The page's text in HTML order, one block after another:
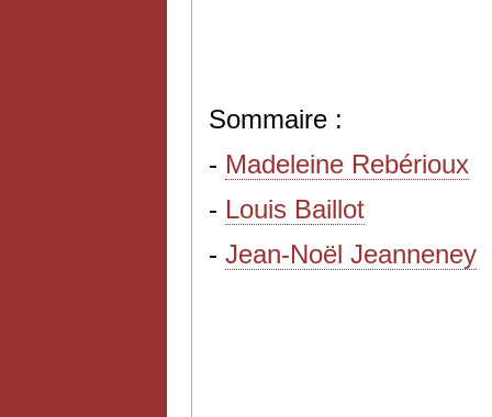
Sommaire :
- Madeleine Rebérioux
- Louis Baillot
- Jean-Noël Jeanneney